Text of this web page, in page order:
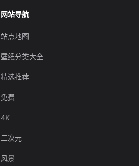
网站导航
站点地图
壁纸分类大全
精选推荐
免费
4K
二次元
风景